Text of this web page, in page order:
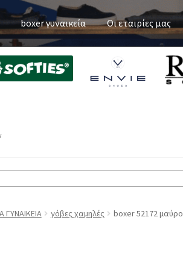
boxer γυναικεία Οι εταιρίες μας
ΓΥΝΑΙΚΕΙΑ γόβες χαμηλές boxer 52172 μαύρο